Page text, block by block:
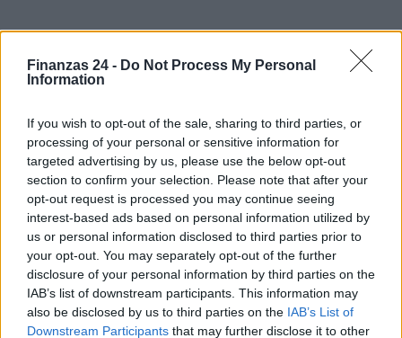
Finanzas 24 - Do Not Process My Personal
Information
If you wish to opt-out of the sale, sharing to third parties, or
processing of your personal or sensitive information for
targeted advertising by us, please use the below opt-out
section to confirm your selection. Please note that after your
opt-out request is processed you may continue seeing
interest-based ads based on personal information utilized by
us or personal information disclosed to third parties prior to
your opt-out. You may separately opt-out of the further
disclosure of your personal information by third parties on the
IAB’s list of downstream participants. This information may
also be disclosed by us to third parties on the IAB’s List of
Downstream Participants that may further disclose it to other
Sigue leyendo
FINANZAS